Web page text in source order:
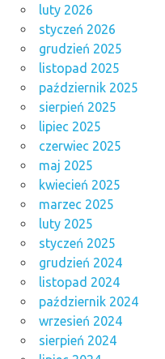
luty 2026
styczeń 2026
grudzień 2025
listopad 2025
październik 2025
sierpień 2025
lipiec 2025
czerwiec 2025
maj 2025
kwiecień 2025
marzec 2025
luty 2025
styczeń 2025
grudzień 2024
listopad 2024
październik 2024
wrzesień 2024
sierpień 2024